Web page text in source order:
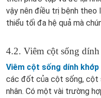
vậy nên điều trị bệnh
thiểu tối đa hệ quả mà
4.2. Viêm cột sống
Viêm cột sống dính khớp
các đốt của cột sống, cột
nhân. Có một vài trường